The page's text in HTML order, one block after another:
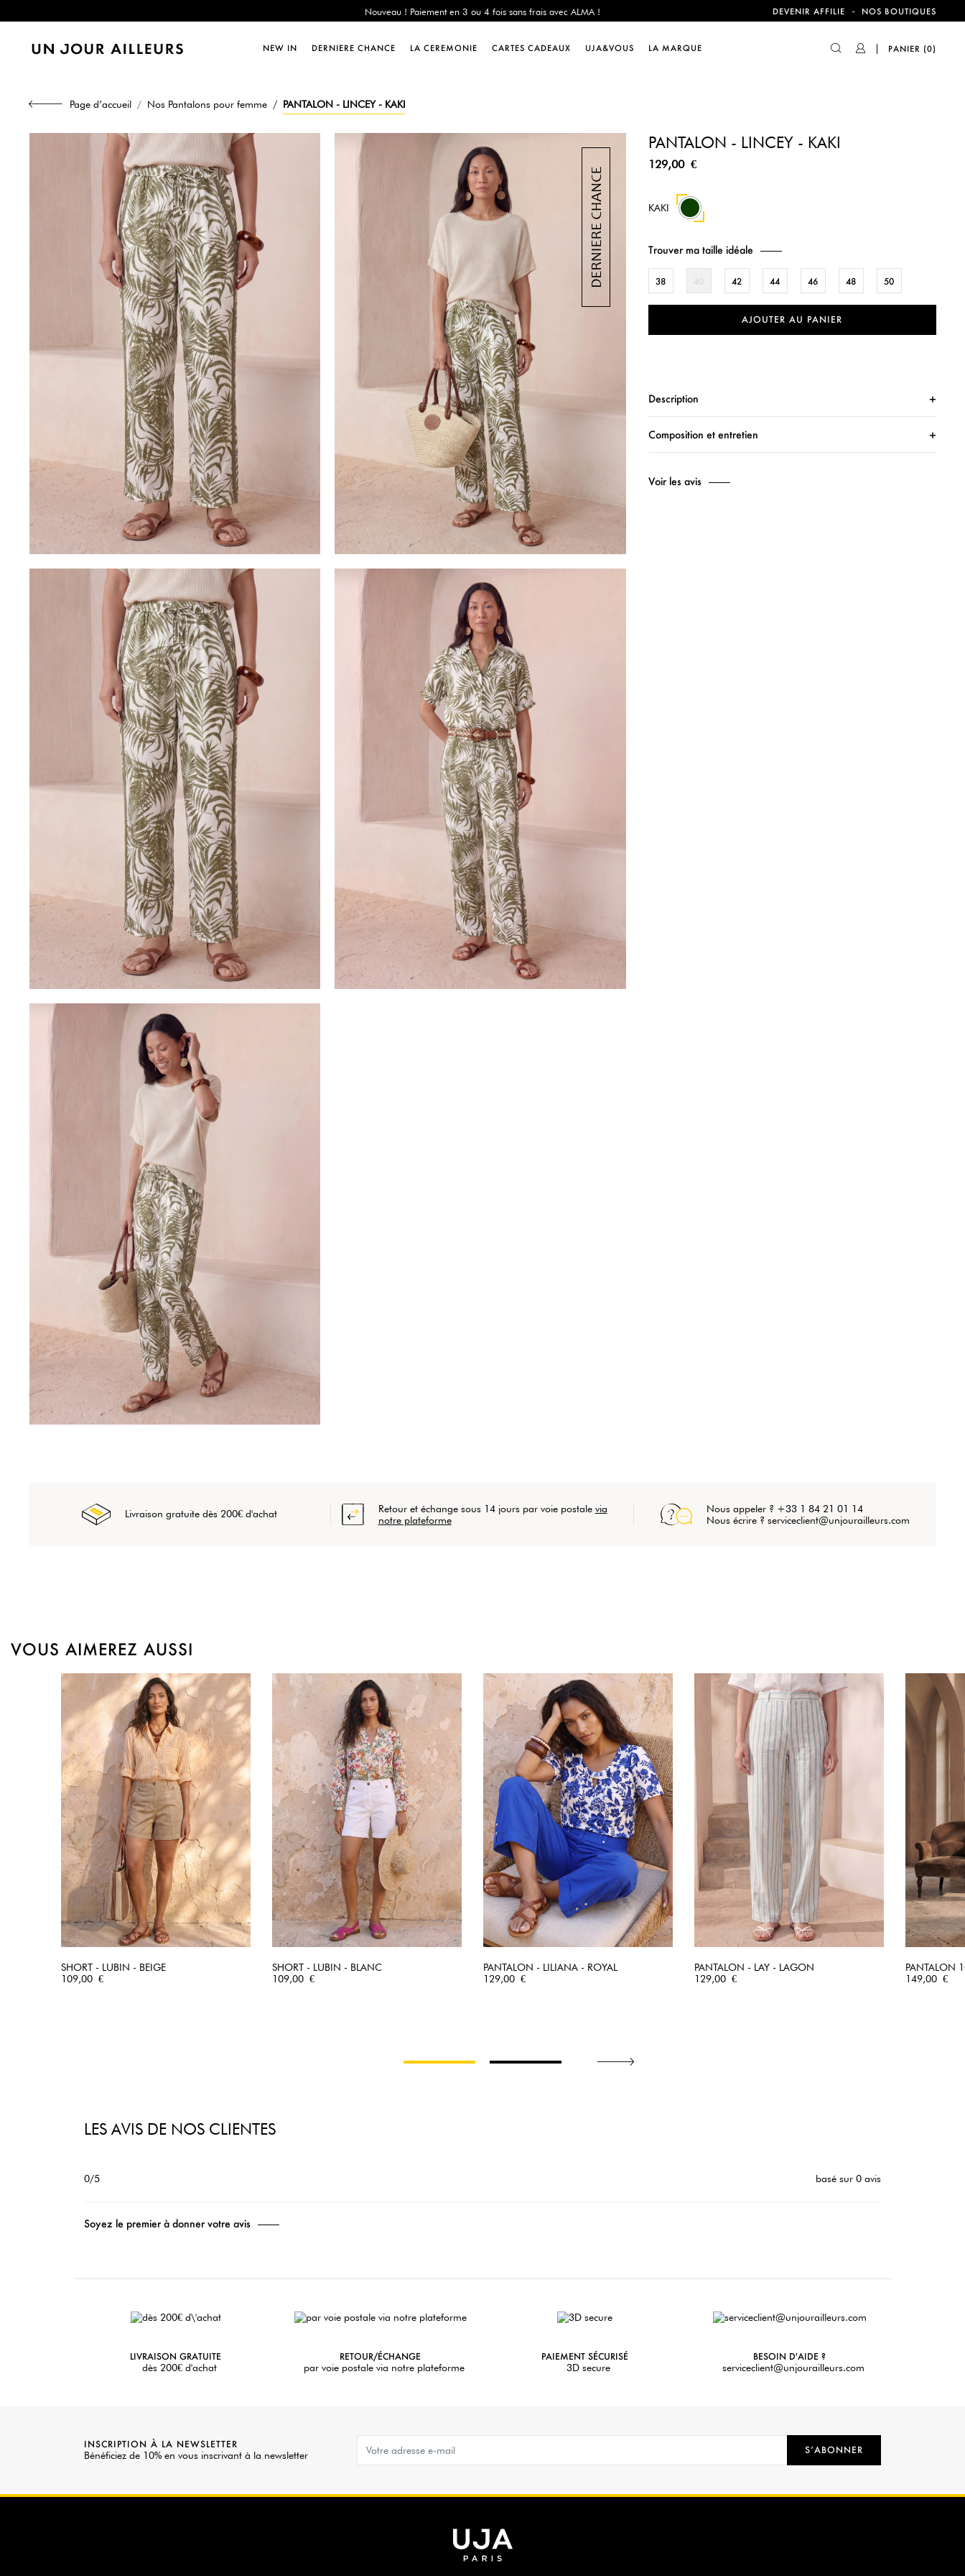
Dernière Chance : -60% sur une sélection jusqu'au 23/08 en vous connectant à votre compte !
Livraison offerte dès 200€ d'achat
Dernière Chance : -60% sur une sélection jusqu'au 23/08 en vous connectant à votre compte !
DEVENIR AFFILIE - NOS BOUTIQUES
NEW IN DERNIERE CHANCE LA CEREMONIE CARTES CADEAUX UJA&VOUS LA MARQUE PANIER (0)
Page d’accueil Nos Pantalons pour femme PANTALON - LINCEY - KAKI
PANTALON - LINCEY - KAKI
129,00 €
KAKI
Trouver ma taille idéale
38 42 44 46 48 50
AJOUTER AU PANIER
Description
Composition et entretien
Voir les avis
Livraison gratuite dès 200€ d'achat Retour et échange sous 14 jours par voie postale via
notre plateforme
Nous appeler ? +33 1 84 21 01 14
Nous écrire ? serviceclient@unjourailleurs.com
VOUS AIMEREZ AUSSI
SHORT - LUBIN - BEIGE
Prix
109,00 €
SHORT - LUBIN - BLANC
Prix
109,00 €
PANTALON - LILIANA - ROYAL
Prix
129,00 €
PANTALON - LAY - LAGON
Prix
129,00 €
PANTALON
Prix
149,00 €
LES AVIS DE NOS CLIENTES
0/5 basé sur 0 avis
Soyez le premier à donner votre avis
LIVRAISON GRATUITE
dès 200€ d'achat
RETOUR/ÉCHANGE
par voie postale via notre plateforme
PAIEMENT SÉCURISÉ
3D secure
BESOIN D'AIDE ?
serviceclient@unjourailleurs.com
INSCRIPTION À LA NEWSLETTER
Bénéficiez de 10% en vous inscrivant à la newsletter S’ABONNER